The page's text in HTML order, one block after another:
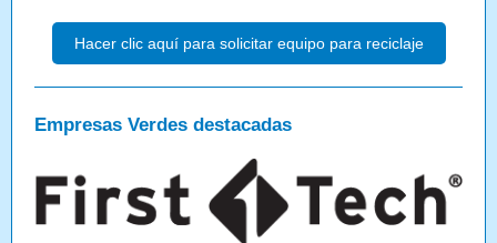
Hacer clic aquí para solicitar equipo para reciclaje
Empresas Verdes destacadas